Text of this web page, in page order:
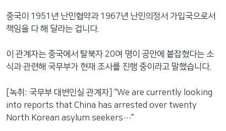
중국이 1951년 난민협약과 1967년 난민의정서 가입국으로서
책임을 다 해 달라는 겁니다.
이 관계자는 중국에서 탈북자 20여 명이 공안에 붙잡혔다는 소
식과 관련해 국무부가 현재 조사를 진행 중이라고 말했습니다.
[녹취: 국무부 대변인실 관계자] “We are currently looking
into reports that China has arrested over twenty
North Korean asylum seekers…”